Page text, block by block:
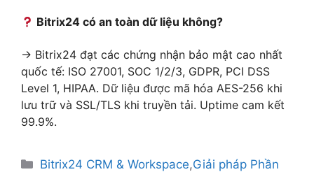
Bitrix24 có an toàn dữ liệu không?
→ Bitrix24 đạt các chứng nhận bảo mật cao nhất
quốc tế: ISO 27001, SOC 1/2/3, GDPR, PCI DSS
Level 1, HIPAA. Dữ liệu được mã hóa AES-256 khi
lưu trữ và SSL/TLS khi truyền tải. Uptime cam kết
99.9%.
Bitrix24 CRM & Workspace,Giải pháp Phần